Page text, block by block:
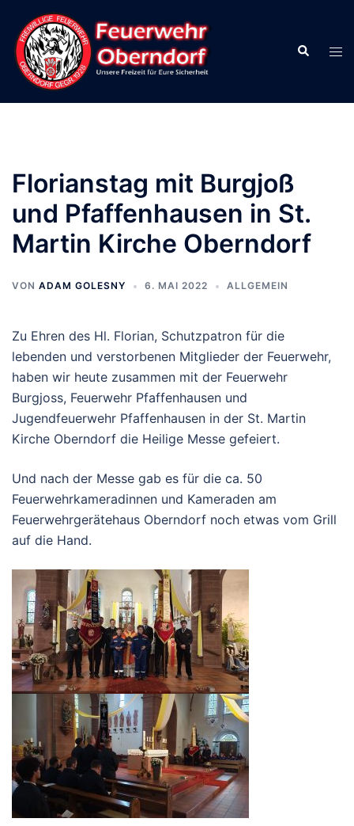
Inhalt
springen
Suche
Florianstag mit Burgjoß
und Pfaffenhausen in St.
Martin Kirche Oberndorf
VON ADAM GOLESNY 6. MAI 2022 ALLGEMEIN
Zu Ehren des Hl. Florian, Schutzpatron für die
lebenden und verstorbenen Mitglieder der Feuerwehr,
haben wir heute zusammen mit der Feuerwehr
Burgjoss, Feuerwehr Pfaffenhausen und
Jugendfeuerwehr Pfaffenhausen in der St. Martin
Kirche Oberndorf die Heilige Messe gefeiert.
Und nach der Messe gab es für die ca. 50
Feuerwehrkameradinnen und Kameraden am
Feuerwehrgerätehaus Oberndorf noch etwas vom Grill
auf die Hand.